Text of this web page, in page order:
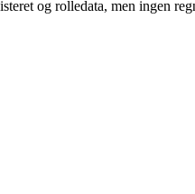
og rolledata, men ingen